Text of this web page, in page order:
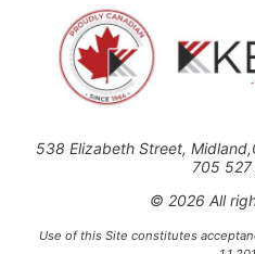
538 Elizabeth Street,
705
© 2026 All
Use of this Site constitutes